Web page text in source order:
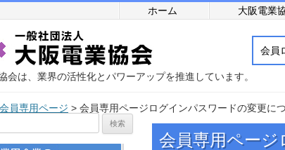
ホーム 大阪電業
会は、業界の活性化とパワーアップを推進しています。
会員
会員専用ページ > 会員専用ページログインパスワードの変更に
会員専用ペー